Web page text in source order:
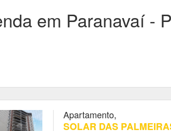
em Paranavaí -
Apartamento,
SOLAR DAS